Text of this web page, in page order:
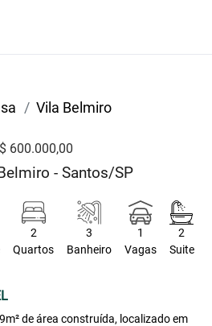
Vila Belmiro
600.000,00
- Santos/SP
2
Quartos
3
Banheiro
1
Vagas
2
Suite
de área construída, localizado em